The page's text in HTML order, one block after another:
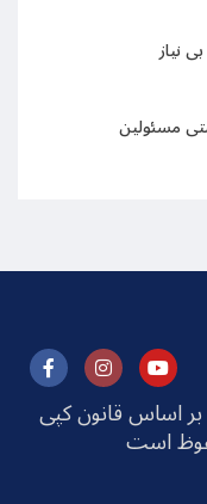
نیاز
مسئولین
اساس قانون کپی
است